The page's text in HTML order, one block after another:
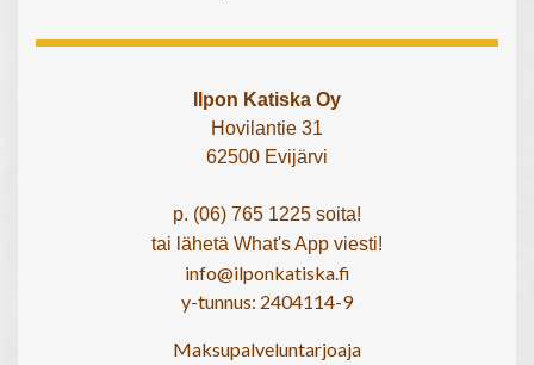
Ilpon Katiska Oy
Hovilantie 31
62500 Evijärvi
p. (06) 765 1225 soita!
tai lähetä What's App viesti!
info@ilponkatiska.fi
y-tunnus: 2404114-9
Maksupalveluntarjoaja